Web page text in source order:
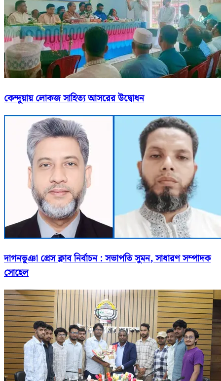
কেন্দুয়ায় লোকজ সাহিত্য আসরের উদ্বোধন
দাগনভূঞা প্রেস ক্লাব নির্বাচন : সভাপতি সুমন, সাধারণ সম্পাদক
সোহেল